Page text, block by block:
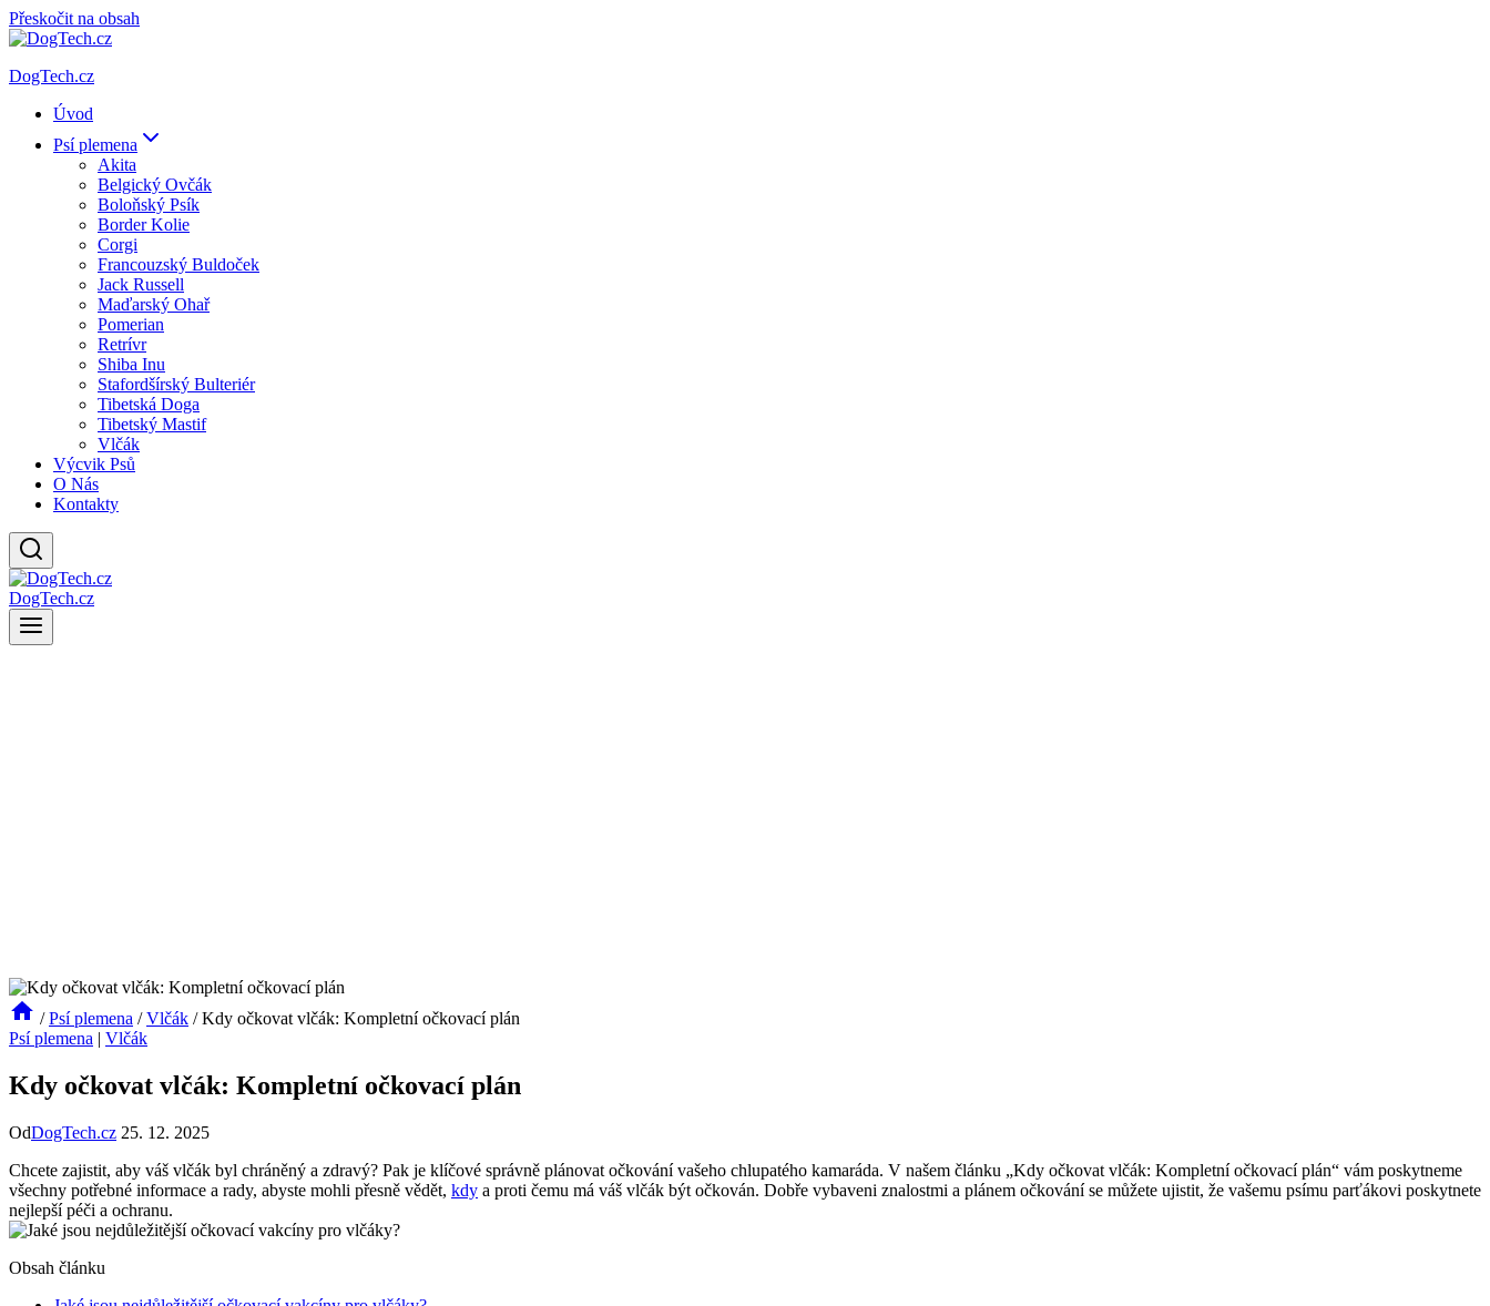
Přeskočit na obsah
DogTech.cz
Úvod
Psí plemena
Akita
Belgický Ovčák
Boloňský Psík
Border Kolie
Corgi
Francouzský Buldoček
Jack Russell
Maďarský Ohař
Pomerian
Retrívr
Shiba Inu
Stafordšírský Bulteriér
Tibetská Doga
Tibetský Mastif
Vlčák
Výcvik Psů
O Nás
Kontakty
DogTech.cz
/ Psí plemena / Vlčák / Kdy očkovat vlčák: Kompletní očkovací plán
Psí plemena | Vlčák
Kdy očkovat vlčák: Kompletní očkovací plán
OdDogTech.cz 25. 12. 2025
Chcete zajistit, aby váš vlčák byl chráněný a zdravý? Pak je klíčové správně plánovat očkování vašeho chlupatého kamaráda. V našem článku „Kdy očkovat vlčák: Kompletní očkovací plán“ vám poskytneme
všechny potřebné informace a rady, abyste mohli přesně vědět, kdy a proti čemu má váš vlčák být očkován. Dobře vybaveni znalostmi a plánem očkování se můžete ujistit, že vašemu psímu parťákovi poskytnete
nejlepší péči a ochranu.
Obsah článku